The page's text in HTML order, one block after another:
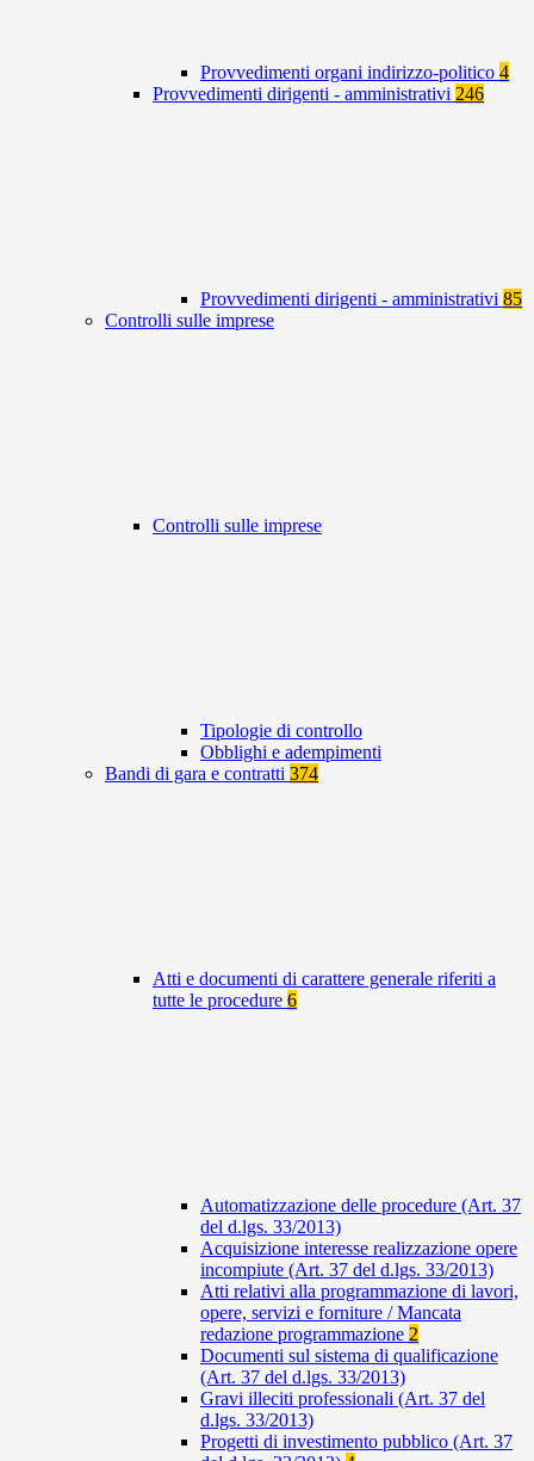
Provvedimenti organi indirizzo-politico 4
Provvedimenti dirigenti - amministrativi 246
Provvedimenti dirigenti - amministrativi 85
Controlli sulle imprese
Controlli sulle imprese
Tipologie di controllo
Obblighi e adempimenti
Bandi di gara e contratti 374
Atti e documenti di carattere generale riferiti a
tutte le procedure 6
Automatizzazione delle procedure (Art. 37
del d.lgs. 33/2013)
Acquisizione interesse realizzazione opere
incompiute (Art. 37 del d.lgs. 33/2013)
Atti relativi alla programmazione di lavori,
opere, servizi e forniture / Mancata
redazione programmazione 2
Documenti sul sistema di qualificazione
(Art. 37 del d.lgs. 33/2013)
Gravi illeciti professionali (Art. 37 del
d.lgs. 33/2013)
Progetti di investimento pubblico (Art. 37